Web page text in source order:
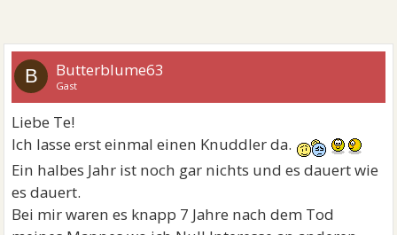
B Butterblume63
Gast
Liebe Te!
Ich lasse erst einmal einen Knuddler da.
Ein halbes Jahr ist noch gar nichts und es dauert wie
es dauert.
Bei mir waren es knapp 7 Jahre nach dem Tod